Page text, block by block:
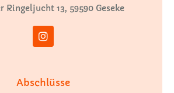
Ringeljucht 13, 59590 Geseke
Abschlüsse